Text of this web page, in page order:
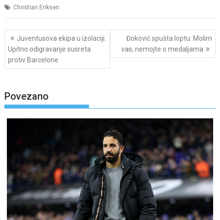
Christian Eriksen
Post
navigation
Juventusova ekipa u izolaciji.
Upitno odigravanje susreta
protiv Barcelone
Đoković spušta loptu: Molim
vas, nemojte o medaljama
Povezano